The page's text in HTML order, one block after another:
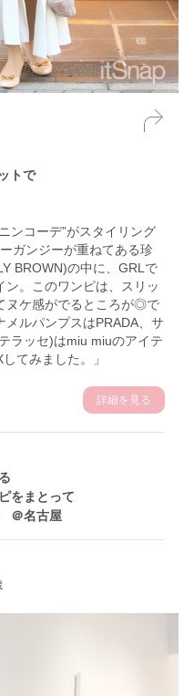
トで
ンコーデ”がスタイリング
ガンジーが重ねてある珍
BROWN)の中に、GRLで
。このワンピは、スリッ
ヌケ感がでるところが◎で
ルパンプスはPRADA、サ
ラッセ)はmiu miuのアイテ
てみました。」
詳細を見る
をまとって
＠名古屋